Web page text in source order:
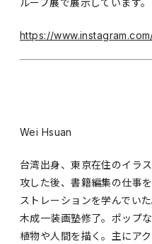
ループ展で展示しています。
https://
Wei Hsuan
台湾出身、東京在住のイラ
攻した後、書籍編集の仕事
ストレーションを学んでい
木成一装画塾修了。ポップ
植物や人間を描く。主にア